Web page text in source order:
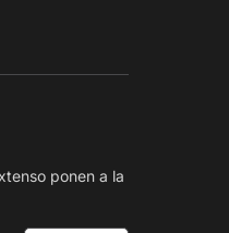
ponen a la